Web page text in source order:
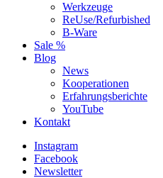
Werkzeuge
ReUse/Refurbished
B-Ware
Sale %
Blog
News
Kooperationen
Erfahrungsberichte
YouTube
Kontakt
Instagram
Facebook
Newsletter